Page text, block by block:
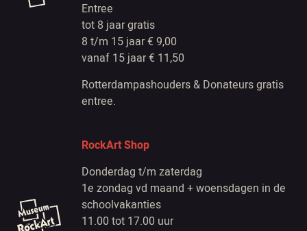
Entree
tot 8 jaar gratis
8 t/m 15 jaar € 9,00
vanaf 15 jaar € 11,50
Rotterdampashouders & Donateurs gratis
entree.
RockArt Shop
Donderdag t/m zaterdag
1e zondag vd maand + woensdagen in de
schoolvakanties
11.00 tot 17.00 uur